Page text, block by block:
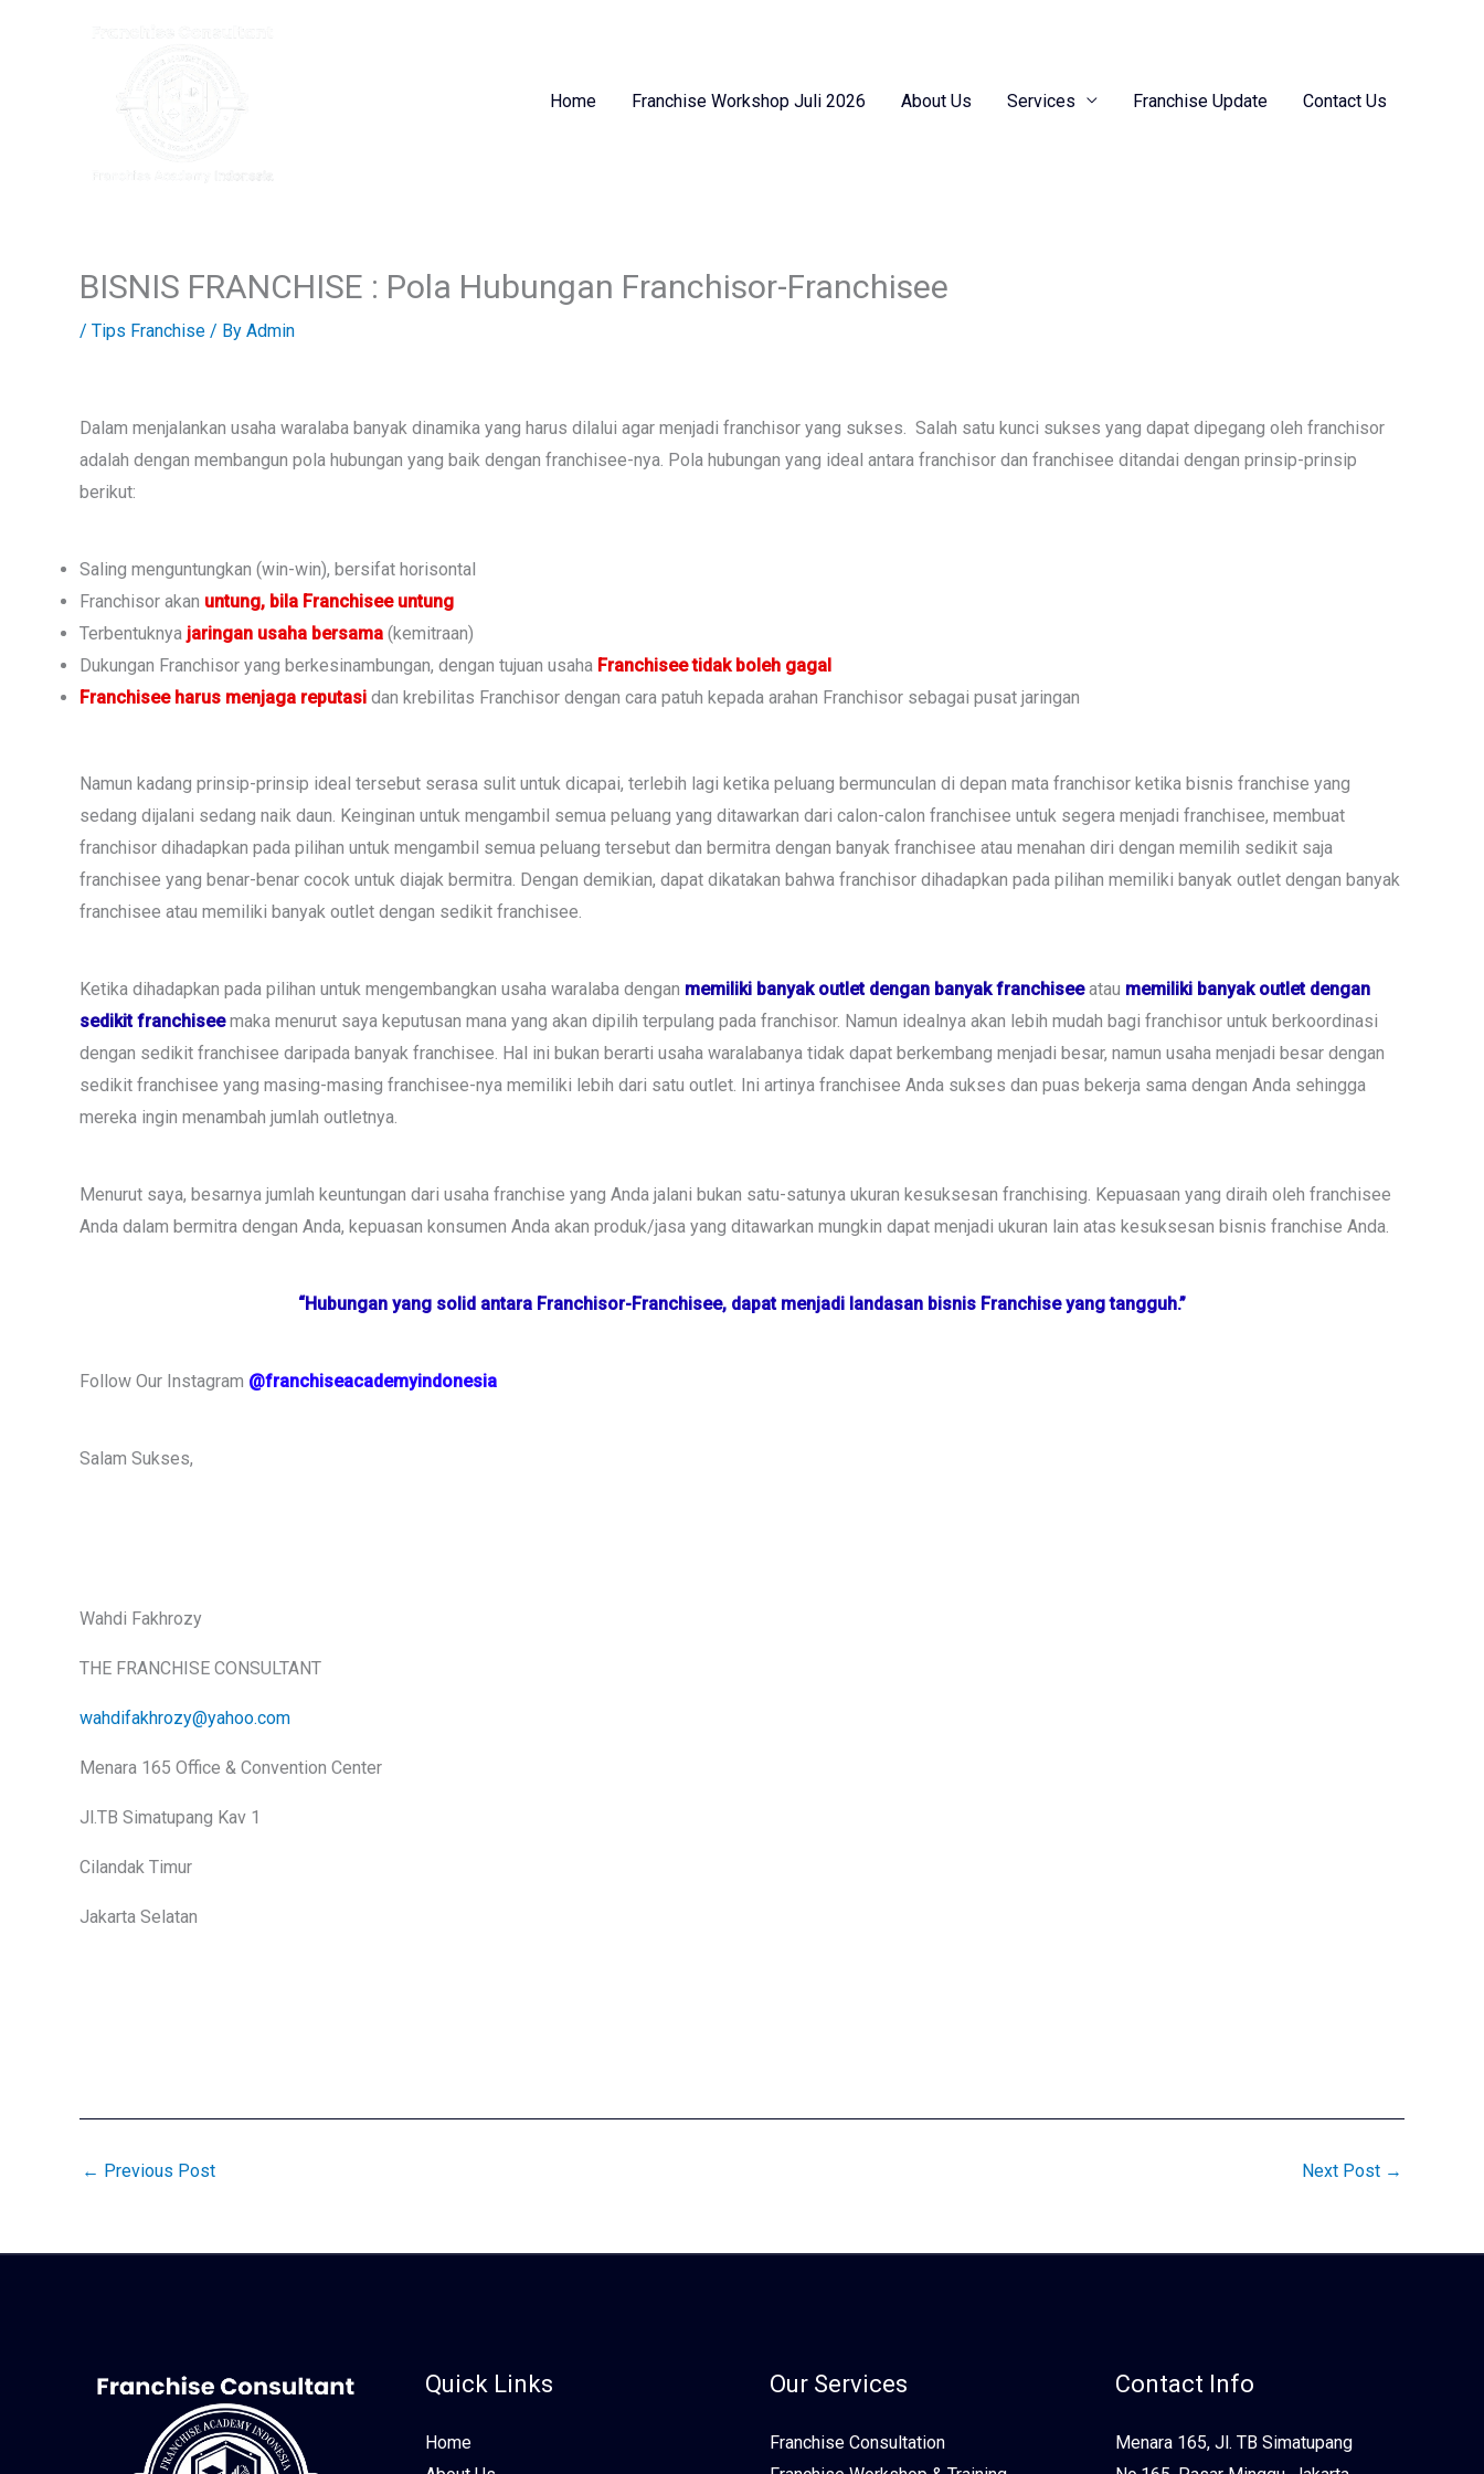
Home
Franchise Workshop Juli 2026 About Us Services Franchise Update Contact Us
BISNIS FRANCHISE : Pola Hubungan Franchisor-Franchisee
/ Tips Franchise / By Admin
Dalam menjalankan usaha waralaba banyak dinamika yang harus dilalui agar menjadi franchisor yang sukses. Salah satu kunci sukses yang dapat dipegang oleh franchisor
adalah dengan membangun pola hubungan yang baik dengan franchisee-nya. Pola hubungan yang ideal antara franchisor dan franchisee ditandai dengan prinsip-prinsip
berikut:
Saling menguntungkan (win-win), bersifat horisontal
Franchisor akan untung, bila Franchisee untung
Terbentuknya jaringan usaha bersama (kemitraan)
Dukungan Franchisor yang berkesinambungan, dengan tujuan usaha Franchisee tidak boleh gagal
Franchisee harus menjaga reputasi dan krebilitas Franchisor dengan cara patuh kepada arahan Franchisor sebagai pusat jaringan
Namun kadang prinsip-prinsip ideal tersebut serasa sulit untuk dicapai, terlebih lagi ketika peluang bermunculan di depan mata franchisor ketika bisnis franchise yang
sedang dijalani sedang naik daun. Keinginan untuk mengambil semua peluang yang ditawarkan dari calon-calon franchisee untuk segera menjadi franchisee, membuat
franchisor dihadapkan pada pilihan untuk mengambil semua peluang tersebut dan bermitra dengan banyak franchisee atau menahan diri dengan memilih sedikit saja
franchisee yang benar-benar cocok untuk diajak bermitra. Dengan demikian, dapat dikatakan bahwa franchisor dihadapkan pada pilihan memiliki banyak outlet dengan banyak
franchisee atau memiliki banyak outlet dengan sedikit franchisee.
Ketika dihadapkan pada pilihan untuk mengembangkan usaha waralaba dengan memiliki banyak outlet dengan banyak franchiseeatau memiliki banyak outlet dengan
sedikit franchiseemaka menurut saya keputusan mana yang akan dipilih terpulang pada franchisor. Namun idealnya akan lebih mudah bagi franchisor untuk berkoordinasi
dengan sedikit franchisee daripada banyak franchisee. Hal ini bukan berarti usaha waralabanya tidak dapat berkembang menjadi besar, namun usaha menjadi besar dengan
sedikit franchisee yang masing-masing franchisee-nya memiliki lebih dari satu outlet. Ini artinya franchisee Anda sukses dan puas bekerja sama dengan Anda sehingga
mereka ingin menambah jumlah outletnya.
Menurut saya, besarnya jumlah keuntungan dari usaha franchise yang Anda jalani bukan satu-satunya ukuran kesuksesan franchising. Kepuasaan yang diraih oleh franchisee
Anda dalam bermitra dengan Anda, kepuasan konsumen Anda akan produk/jasa yang ditawarkan mungkin dapat menjadi ukuran lain atas kesuksesan bisnis franchise Anda.
“Hubungan yang solid antara Franchisor-Franchisee, dapat menjadi landasan bisnis Franchise yang tangguh.”
Follow Our Instagram @franchiseacademyindonesia
Salam Sukses,
Wahdi Fakhrozy
THE FRANCHISE CONSULTANT
wahdifakhrozy@yahoo.com
Menara 165 Office & Convention Center
Jl.TB Simatupang Kav 1
Cilandak Timur
Jakarta Selatan
← Previous Post Next Post →
Quick Links
Home
Our Services
Franchise Consultation
Contact Info
Menara 165, Jl. TB Simatupang